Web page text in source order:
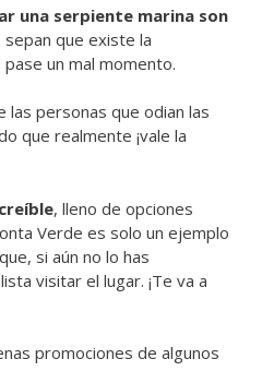
una serpiente marina son
que existe la
un mal momento.
las personas que odian las
que realmente ¡vale la
, lleno de opciones
Verde es solo un ejemplo
si aún no lo has
visitar el lugar. ¡Te va a
promociones de algunos